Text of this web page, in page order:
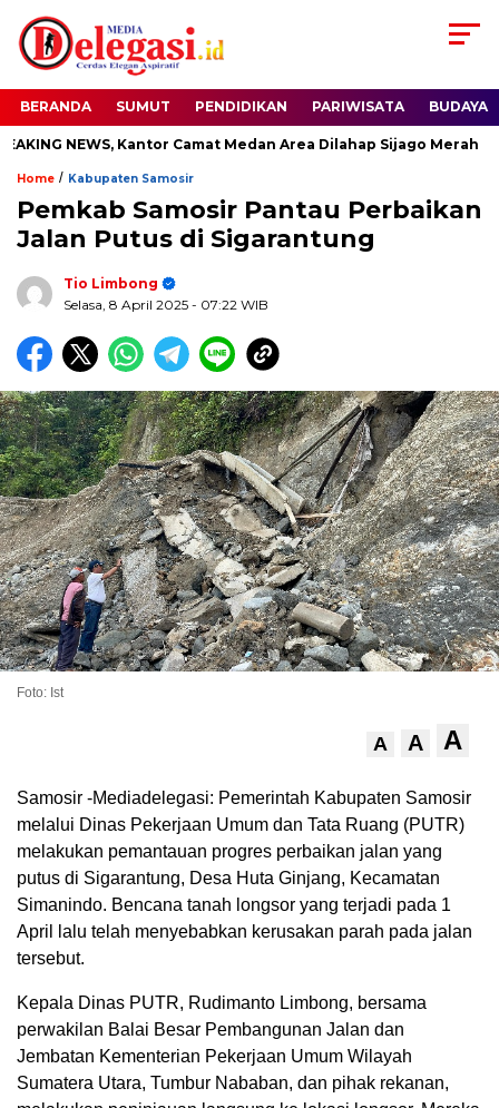
BERANDA SUMUT PENDIDIKAN PARIWISATA BUDAYA
NEWS, Kantor Camat Medan Area Dilahap Sijago Merah
Home / Kabupaten Samosir
Pemkab Samosir Pantau Perbaikan
Jalan Putus di Sigarantung
Tio Limbong
Selasa, 8 April 2025 - 07:22 WIB
Foto: Ist
A A A
Samosir -Mediadelegasi: Pemerintah Kabupaten Samosir
melalui Dinas Pekerjaan Umum dan Tata Ruang (PUTR)
melakukan pemantauan progres perbaikan jalan yang
putus di Sigarantung, Desa Huta Ginjang, Kecamatan
Simanindo. Bencana tanah longsor yang terjadi pada 1
April lalu telah menyebabkan kerusakan parah pada jalan
tersebut.
Kepala Dinas PUTR, Rudimanto Limbong, bersama
perwakilan Balai Besar Pembangunan Jalan dan
Jembatan Kementerian Pekerjaan Umum Wilayah
Sumatera Utara, Tumbur Nababan, dan pihak rekanan,